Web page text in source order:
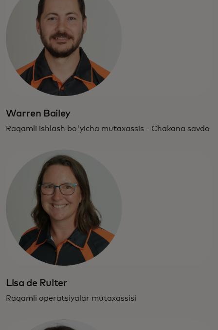
Warren Bailey
Raqamli ishlash bo'yicha mutaxassis - Chakana savdo
Lisa de Ruiter
Raqamli operatsiyalar mutaxassisi